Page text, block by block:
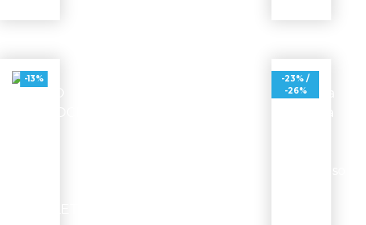
-13%
-23% /
-26%